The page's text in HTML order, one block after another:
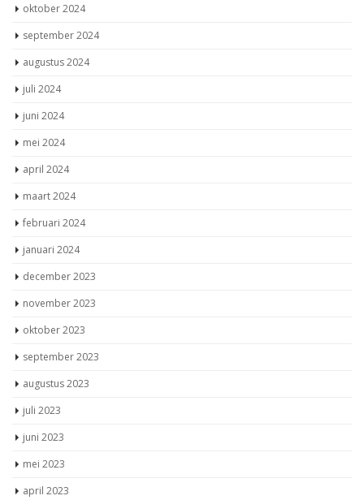
oktober 2024
september 2024
augustus 2024
juli 2024
juni 2024
mei 2024
april 2024
maart 2024
februari 2024
januari 2024
december 2023
november 2023
oktober 2023
september 2023
augustus 2023
juli 2023
juni 2023
mei 2023
april 2023